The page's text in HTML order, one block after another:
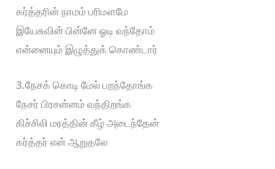
கர்த்தரின் நாமம் பரிமளமே
இயேசுவின் பின்னே ஓடி வந்தோம்
என்னையும் இழுத்துக் கொண்டார்
3.நேசக் கொடி மேல் பறந்தோங்க
நேசர் பிரசன்னம் வந்திறங்க
கிச்சிலி மரத்தின் கீழ் அடைந்தேன்
கர்த்தர் என் ஆறுதலே